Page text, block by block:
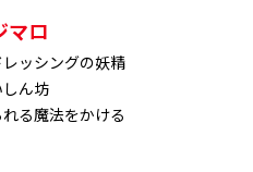
マロ
ッシングの妖精
ん坊
る魔法をかける